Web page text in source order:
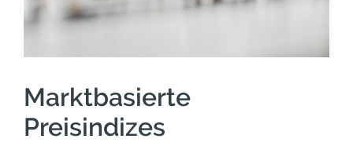
Marktbasierte
Preisindizes